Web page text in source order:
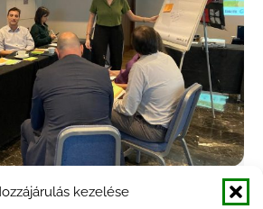
kezelése
éghajlati sokkok